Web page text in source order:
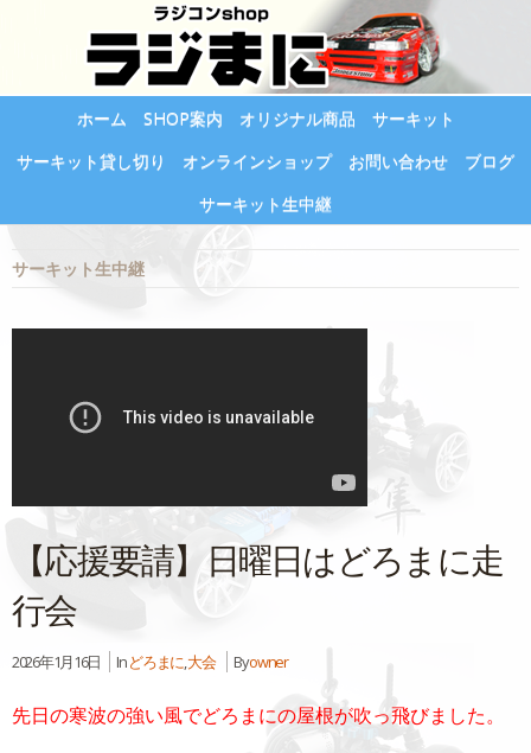
ホーム SHOP案内 オリジナル商品
サーキット
サーキット貸し切り
オンラインショップ お問い合わせ
ブログ
サーキット生中継
サーキット生中継
【応援要請】日曜日はどろまに走
行会
2026年1月16日 Inどろまに,大会 Byowner
先日の寒波の強い風でどろまにの屋根が吹っ飛びました。